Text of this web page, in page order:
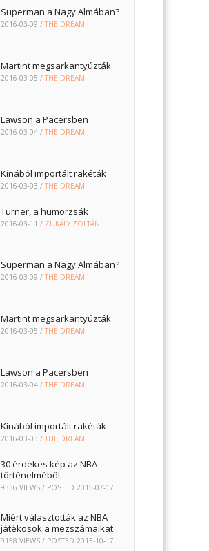
Superman a Nagy Almában?
2016-03-09 /THE DREAM
Martint megsarkantyúzták
2016-03-05 /THE DREAM
Lawson a Pacersben
2016-03-04 /THE DREAM
Kínából importált rakéták
2016-03-03 /THE DREAM
Turner, a humorzsák
2016-03-11 / ZUKÁLY ZOLTÁN
Superman a Nagy Almában?
2016-03-09 /THE DREAM
Martint megsarkantyúzták
2016-03-05 /THE DREAM
Lawson a Pacersben
2016-03-04 /THE DREAM
Kínából importált rakéták
2016-03-03 /THE DREAM
30 érdekes kép az NBA
történelméből
9336 VIEWS / POSTED 2015-07-17
Miért választották az NBA
játékosok a mezszámaikat
9158 VIEWS / POSTED2015-10-17